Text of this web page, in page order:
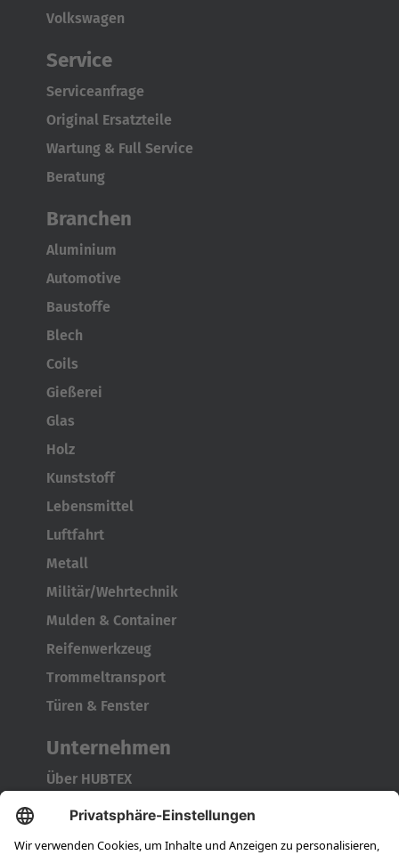
Volkswagen
Service
Serviceanfrage
Original Ersatzteile
Wartung & Full Service
Beratung
Branchen
Aluminium
Automotive
Baustoffe
Blech
Coils
Gießerei
Glas
Holz
Kunststoff
Lebensmittel
Luftfahrt
Metall
Militär/Wehrtechnik
Mulden & Container
Reifenwerkzeug
Trommeltransport
Türen & Fenster
Unternehmen
Über HUBTEX
Nachhaltigkeit